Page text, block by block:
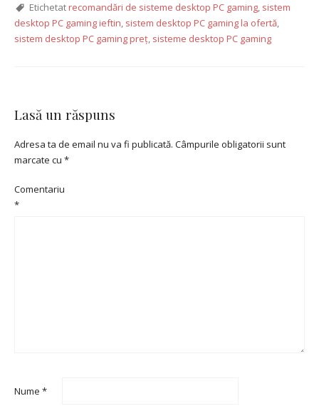
Etichetatrecomandări de sisteme desktop PC gaming, sistem
desktop PC gaming ieftin, sistem desktop PC gaming la ofertă,
sistem desktop PC gaming preț, sisteme desktop PC gaming
Lasă un răspuns
Adresa ta de email nu va fi publicată. Câmpurile obligatorii sunt
marcate cu *
Comentariu
*
Nume *